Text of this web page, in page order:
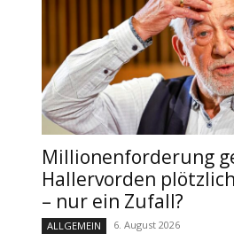
Millionenforderung
Hallervorden
– nur ein Zufall?
ALLGEMEIN 6. August 2026